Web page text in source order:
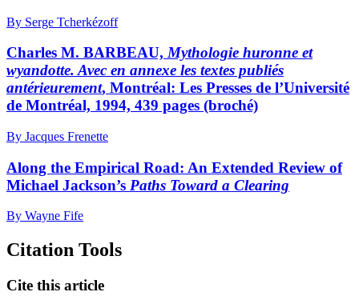
By Serge Tcherkézoff
Charles M. BARBEAU,Mythologie huronne et
wyandotte. Avec en annexe les textes publiés
antérieurement, Montréal: Les Presses de l’Université
de Montréal, 1994, 439 pages (broché)
By Jacques Frenette
Along the Empirical Road: An Extended Review of
Michael Jackson’s Paths Toward a Clearing
By Wayne Fife
Citation Tools
Cite this article